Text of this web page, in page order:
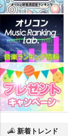
新着トレンド